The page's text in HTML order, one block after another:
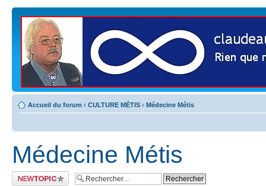
Accueil du forum ‹ CULTURE MÉTIS ‹ Médecine Métis
Médecine Métis
Publier un nouveau
sujet